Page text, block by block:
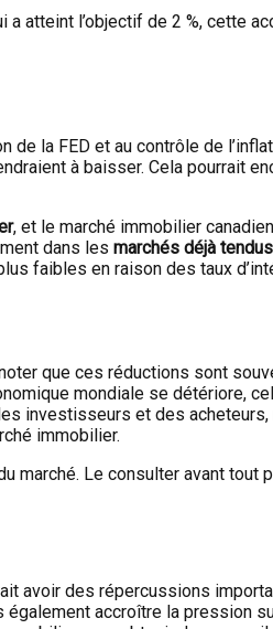
a atteint l’objectif de 2 %, cette
la FED et au contrôle de
à baisser. Cela pourrait
, et le marché immobilier
dans les marchés déjà
faibles en raison des taux
que ces réductions sont
mondiale se détériore,
investisseurs et des
immobilier.
Le consulter avant
avoir des répercussions
accroître la pression